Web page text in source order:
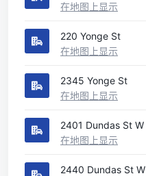
在地图上显示
220 Yonge St
在地图上显示
2345 Yonge St
在地图上显示
2401 Dundas St W
在地图上显示
2440 Dundas St W